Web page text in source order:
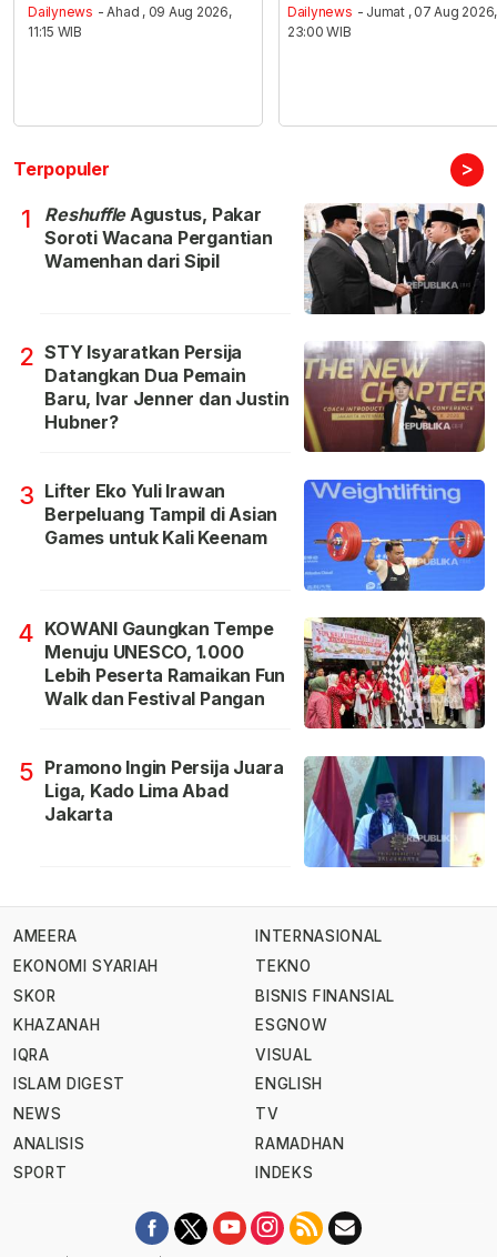
Dailynews - Ahad , 09 Aug 2026,
11:15 WIB
Dailynews - Jumat , 07 Aug 2026,
23:00 WIB
Terpopuler >
1 ReshuffleAgustus, Pakar
Soroti Wacana Pergantian
Wamenhan dari Sipil
2 STY Isyaratkan Persija
Datangkan Dua Pemain
Baru, Ivar Jenner dan Justin
Hubner?
3 Lifter Eko Yuli Irawan
Berpeluang Tampil di Asian
Games untuk Kali Keenam
4 KOWANI Gaungkan Tempe
Menuju UNESCO, 1.000
Lebih Peserta Ramaikan Fun
Walk dan Festival Pangan
5 Pramono Ingin Persija Juara
Liga, Kado Lima Abad
Jakarta
AMEERA
EKONOMI SYARIAH
SKOR
KHAZANAH
IQRA
ISLAM DIGEST
NEWS
ANALISIS
SPORT
INTERNASIONAL
TEKNO
BISNIS FINANSIAL
ESGNOW
VISUAL
ENGLISH
TV
RAMADHAN
INDEKS